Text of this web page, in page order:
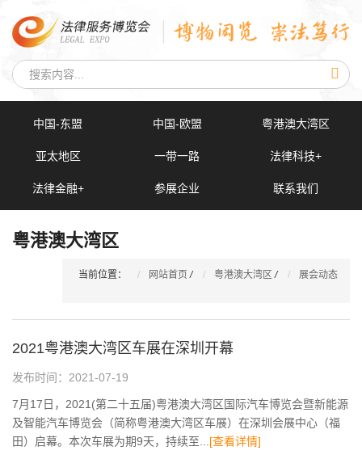
中国-东盟 中国-欧盟 粤港澳大湾区
亚太地区 一带一路 法律科技+
法律金融+ 参展企业 联系我们
粤港澳大湾区
当前位置： 网站首页 / 粤港澳大湾区 / 展会动态
2021粤港澳大湾区车展在深圳开幕
发布时间：2021-07-19
7月17日，2021(第二十五届)粤港澳大湾区国际汽车博览会暨新能源
及智能汽车博览会（简称粤港澳大湾区车展）在深圳会展中心（福
田）启幕。本次车展为期9天，持续至...[查看详情]